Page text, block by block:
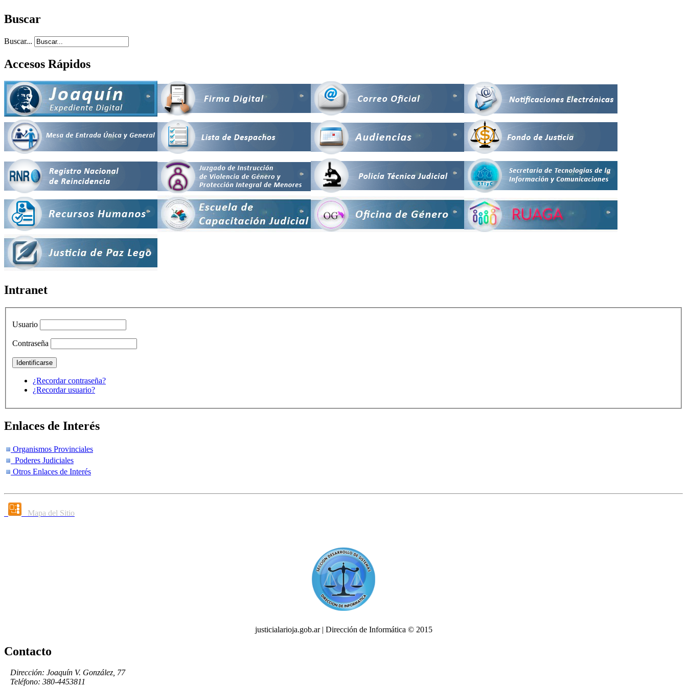
Buscar
Buscar...
Accesos Rápidos
Intranet
Usuario
Contraseña
¿Recordar contraseña?
¿Recordar usuario?
Enlaces de Interés
Organismos Provinciales
Poderes Judiciales
Otros Enlaces de Interés
Mapa del Sitio
justicialarioja.gob.ar | Dirección de Informática © 2015
Contacto
Dirección: Joaquín V. González, 77
Teléfono: 380-4453811